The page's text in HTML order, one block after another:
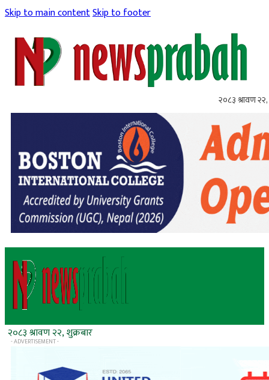
Skip to main contentSkip to footer
२०८३ श्रावण २२,
२०८३ श्रावण २२, शुक्रबार
- ADVERTISEMENT -